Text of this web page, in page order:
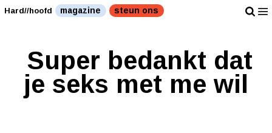
Hard//hoofd magazine steun ons
Super bedankt dat
je seks met me wil